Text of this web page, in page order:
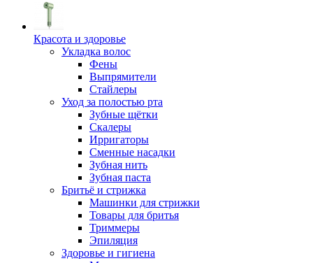
Красота и здоровье
Укладка волос
Фены
Выпрямители
Стайлеры
Уход за полостью рта
Зубные щётки
Скалеры
Ирригаторы
Сменные насадки
Зубная нить
Зубная паста
Бритьё и стрижка
Машинки для стрижки
Товары для бритья
Триммеры
Эпиляция
Здоровье и гигиена